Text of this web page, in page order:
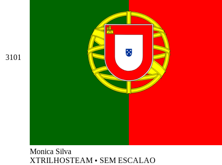
3101
Monica Silva
XTRILHOSTEAM • SEM ESCALAO